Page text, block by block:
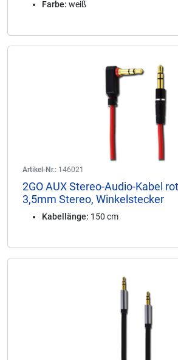
Farbe: weiß
Artikel-Nr.: 146021
2GO AUX Stereo-Audio-Kabel
3,5mm Stereo, Winkelstecker
Kabellänge: 150 cm